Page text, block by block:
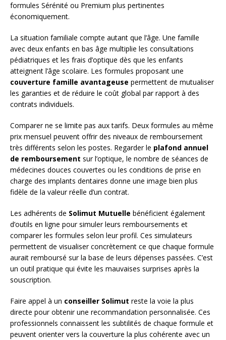
formules Sérénité ou Premium plus pertinentes
économiquement.
La situation familiale compte autant que l’âge. Une famille
avec deux enfants en bas âge multiplie les consultations
pédiatriques et les frais d’optique dès que les enfants
atteignent l’âge scolaire. Les formules proposant une
couverture famille avantageuse permettent de mutualiser
les garanties et de réduire le coût global par rapport à des
contrats individuels.
Comparer ne se limite pas aux tarifs. Deux formules au même
prix mensuel peuvent offrir des niveaux de remboursement
très différents selon les postes. Regarder le plafond annuel
de remboursement sur l’optique, le nombre de séances de
médecines douces couvertes ou les conditions de prise en
charge des implants dentaires donne une image bien plus
fidèle de la valeur réelle d’un contrat.
Les adhérents de Solimut Mutuelle bénéficient également
d’outils en ligne pour simuler leurs remboursements et
comparer les formules selon leur profil. Ces simulateurs
permettent de visualiser concrètement ce que chaque formule
aurait remboursé sur la base de leurs dépenses passées. C’est
un outil pratique qui évite les mauvaises surprises après la
souscription.
Faire appel à un conseiller Solimut reste la voie la plus
directe pour obtenir une recommandation personnalisée. Ces
professionnels connaissent les subtilités de chaque formule et
peuvent orienter vers la couverture la plus cohérente avec un